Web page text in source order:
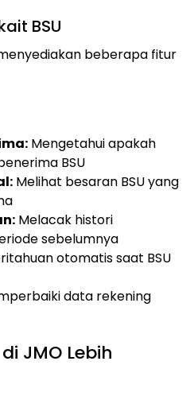
BSU
beberapa fitur
Mengetahui apakah
BSU
Melihat besaran BSU yang
Melacak histori
sebelumnya
otomatis saat BSU
data rekening
JMO Lebih